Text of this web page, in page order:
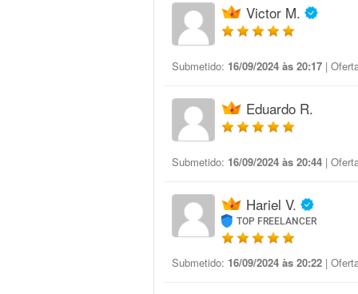
Victor M.
Submetido: 16/09/2024 às 20:17 |
Eduardo R.
Submetido: 16/09/2024 às 20:44 |
Hariel V.
TOP FREELANCER
Submetido: 16/09/2024 às 20:22 |